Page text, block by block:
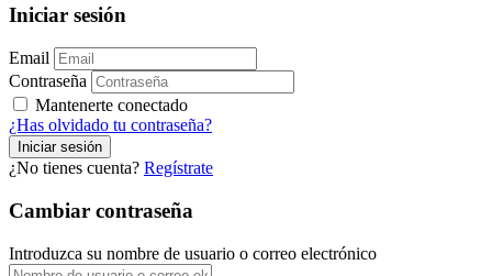
Iniciar sesión
Email
Contraseña
Mantenerte conectado
¿Has olvidado tu contraseña?
¿No tienes cuenta? Regístrate
Cambiar contraseña
Introduzca su nombre de usuario o correo electrónico